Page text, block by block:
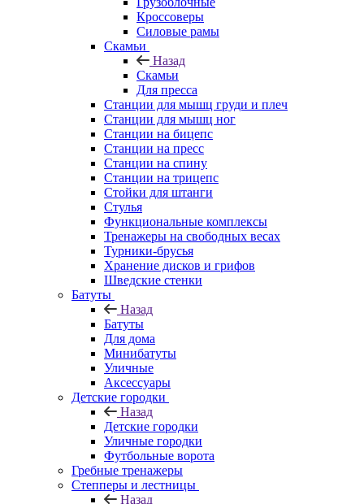
Кроссоверы
Силовые рамы
Скамьи
Назад
Скамьи
Для пресса
Станции для мышц груди и плеч
Станции для мышц ног
Станции на бицепс
Станции на пресс
Станции на спину
Станции на трицепс
Стойки для штанги
Стулья
Функциональные комплексы
Тренажеры на свободных весах
Турники-брусья
Хранение дисков и грифов
Шведские стенки
Батуты
Назад
Батуты
Для дома
Минибатуты
Уличные
Аксессуары
Детские городки
Назад
Детские городки
Уличные городки
Футбольные ворота
Гребные тренажеры
Степперы и лестницы
Назад